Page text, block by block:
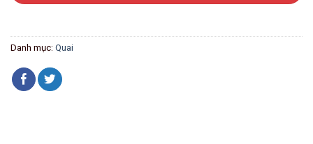
Danh mục: Quai